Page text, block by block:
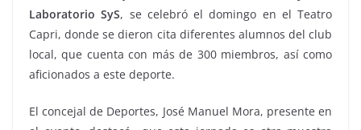
Laboratorio SyS, se celebró el domingo en el Teatro
Capri, donde se dieron cita diferentes alumnos del club
local, que cuenta con más de 300 miembros, así como
aficionados a este deporte.
El concejal de Deportes, José Manuel Mora, presente en